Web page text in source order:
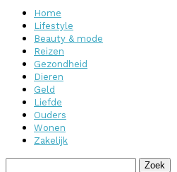
Home
Lifestyle
Beauty & mode
Reizen
Gezondheid
Dieren
Geld
Liefde
Ouders
Wonen
Zakelijk